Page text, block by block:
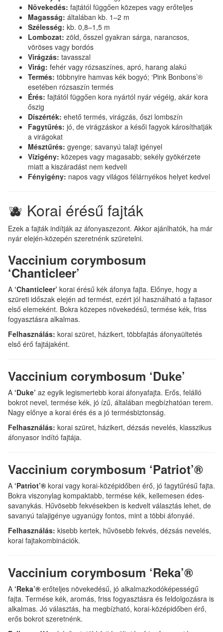
Növekedés: fajtától függően közepes vagy erőteljes
Magasság: általában kb. 1–2 m
Szélesség: kb. 0,8–1,5 m
Lombozat: zöld, ősszel gyakran sárga, narancsos,
vöröses vagy bordós
Virágzás: tavasszal
Virág: fehér vagy rózsaszínes, apró, harang alakú
Termés: többnyire hamvas kék bogyó; ‘Pink Bonbons’®
esetében rózsaszín termés
Érés: fajtától függően kora nyártól nyár végéig, akár kora
őszig
Díszérték: ehető termés, virágzás, őszi lombszín
Fagytűrés: jó, de virágzáskor a késői fagyok károsíthatják
a virágokat
Mésztűrés: gyenge; savanyú talajt igényel
Vízigény: közepes vagy magasabb; sekély gyökérzete
miatt a kiszáradást nem kedveli
Fényigény: napos vagy világos félárnyékos helyet kedvel
🫐 Korai érésű fajták
Ezek a fajták indítják az áfonyaszezont. Akkor ajánlhatók, ha már
nyár elején-közepén szeretnénk szüretelni.
Vaccinium corymbosum
‘Chanticleer’
A ‘Chanticleer’ korai érésű kék áfonya fajta. Előnye, hogy a
szüreti időszak elején ad termést, ezért jól használható a fajtasor
első elemeként. Bokra közepes növekedésű, termése kék, friss
fogyasztásra alkalmas.
Felhasználás: korai szüret, házikert, többfajtás áfonyaültetés
első érő fajtájaként.
Vaccinium corymbosum ‘Duke’
A ‘Duke’ az egyik legismertebb korai áfonyafajta. Erős, felálló
bokrot nevel, termése kék, jó ízű, általában megbízhatóan terem.
Nagy előnye a korai érés és a jó termésbiztonság.
Felhasználás: korai szüret, házikert, dézsás nevelés, klasszikus
áfonyasor indító fajtája.
Vaccinium corymbosum ‘Patriot’®
A ‘Patriot’® korai vagy korai-középidőben érő, jó fagytűrésű fajta.
Bokra viszonylag kompaktabb, termése kék, kellemesen édes-
savanykás. Hűvösebb fekvésekben is kedvelt választás lehet, de
savanyú talajigénye ugyanúgy fontos, mint a többi áfonyáé.
Felhasználás: kisebb kertek, hűvösebb fekvés, dézsás nevelés,
korai fajtakombinációk.
Vaccinium corymbosum ‘Reka’®
A ‘Reka’® erőteljes növekedésű, jó alkalmazkodóképességű
fajta. Termése kék, aromás, friss fogyasztásra és feldolgozásra is
alkalmas. Jó választás, ha megbízható, korai-középidőben érő,
erős bokrot szeretnénk.